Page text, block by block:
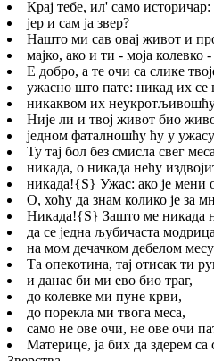
Крај тебе, ил' само историчар:
јер и сам ја звер?
Нашто ми сав овај живот и
мајко, ако и ти - моја колевко
Е добро, а те очи са слике
ужасно што пате: никад их се
никаквом их
Није ли и твој живот био
једном фаталношћу ћу у
Ту тај бол без смисла свег
никада, о никада нећу
никада!{S} Ужас: ако је мени
О, хоћу да знам колико је за
Никада!{S} Зашто ме никада
да се једна љубичаста модрица
на мом дечачком дебелом месу
Та опекотина, тај отисак ти
и данас би ми ево био траг,
до колевке ми пуне крви,
до порекла ми твога меса,
само не ове очи, не ове очи
Материце, ја бих да здерем са